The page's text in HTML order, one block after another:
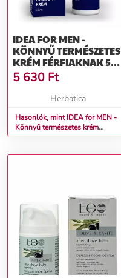
IDEA FOR MEN -
KÖNNYŰ TERMÉSZETES
KRÉM FÉRFIAKNAK 50
ML - GREEN IDEA
5 630 Ft
Herbatica
Hasonlók, mint IDEA for MEN -
Könnyű természetes krém
férfiaknak 50 ml - Green idea